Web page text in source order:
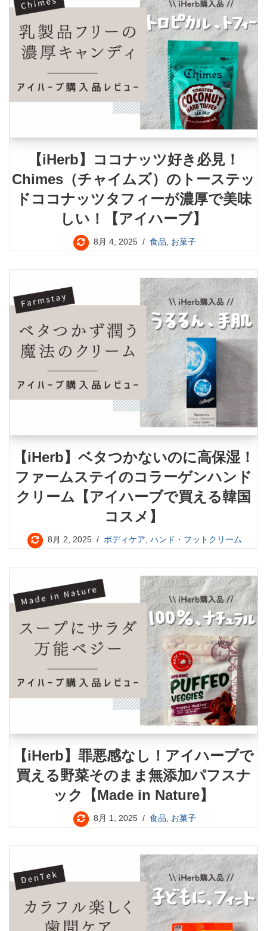
【iHerb】ココナッツ好き必見！
Chimes（チャイムズ）のトーステッ
ドココナッツタフィーが濃厚で美味
しい！【アイハーブ】
8月 4, 2025 食品, お菓子
【iHerb】ベタつかないのに高保湿！
ファームステイのコラーゲンハンド
クリーム【アイハーブで買える韓国
コスメ】
8月 2, 2025 ボディケア, ハンド・フットクリーム
【iHerb】罪悪感なし！アイハーブで
買える野菜そのまま無添加パフスナ
ック【Made in Nature】
8月 1, 2025 食品 お菓子